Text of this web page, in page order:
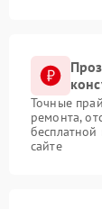
Точные
ремонта,
сайте